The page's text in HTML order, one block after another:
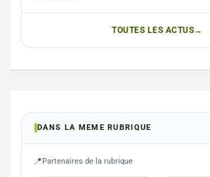
TOUTES LES ACTUS
DANS LA MEME RUBRIQUE
Partenaires de la rubrique